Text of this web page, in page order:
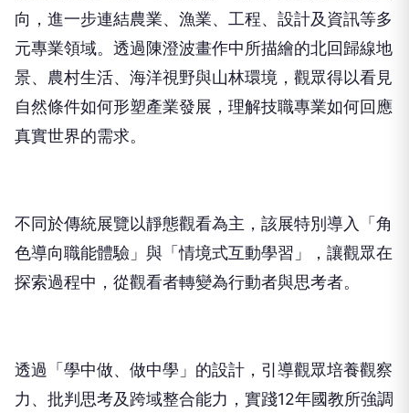
向，進一步連結農業、漁業、工程、設計及資訊等多
元專業領域。透過陳澄波畫作中所描繪的北回歸線地
景、農村生活、海洋視野與山林環境，觀眾得以看見
自然條件如何形塑產業發展，理解技職專業如何回應
真實世界的需求。
不同於傳統展覽以靜態觀看為主，該展特別導入「角
色導向職能體驗」與「情境式互動學習」，讓觀眾在
探索過程中，從觀看者轉變為行動者與思考者。
透過「學中做、做中學」的設計，引導觀眾培養觀察
力、批判思考及跨域整合能力，實踐12年國教所強調